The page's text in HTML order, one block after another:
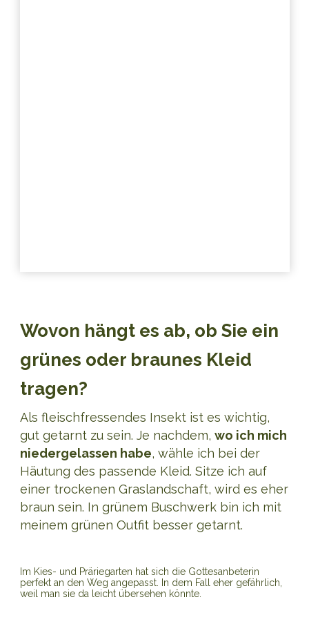
Wovon hängt es ab, ob Sie ein
grünes oder braunes Kleid
tragen?
Als fleischfressendes Insekt ist es wichtig,
gut getarnt zu sein. Je nachdem, wo ich mich
niedergelassen habe, wähle ich bei der
Häutung des passende Kleid. Sitze ich auf
einer trockenen Graslandschaft, wird es eher
braun sein. In grünem Buschwerk bin ich mit
meinem grünen Outfit besser getarnt.
Im Kies- und Präriegarten hat sich die Gottesanbeterin
perfekt an den Weg angepasst. In dem Fall eher gefährlich,
weil man sie da leicht übersehen könnte.